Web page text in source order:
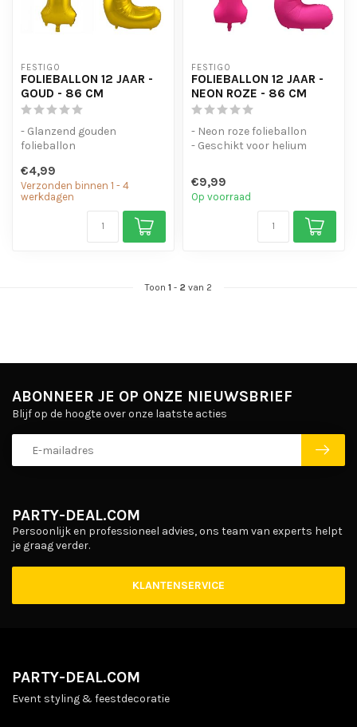
FESTIGO
FOLIEBALLON 12 JAAR -
GOUD - 86 CM
- Glanzend gouden
folieballon
lucht
- Met oogjes om ...
€4,99
Verzonden binnen 1 - 4
werkdagen
FESTIGO
FOLIEBALLON 12 JAAR -
NEON ROZE - 86 CM
- Neon roze folieballon
- Geschikt voor helium
€9,99
Op voorraad
Toon 1 - 2 van 2
PARTY-DEAL.COM
Persoonlijk en professioneel advies, ons team van experts helpt
je graag verder.
KLANTENSERVICE
ABONNEER JE OP ONZE NIEUWSBRIEF
Blijf op de hoogte over onze laatste acties
PARTY-DEAL.COM
Event styling & feestdecoratie